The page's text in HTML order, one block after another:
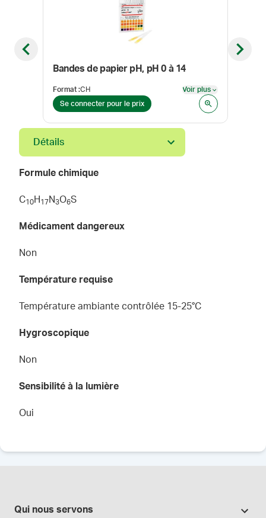
Bandes de papier pH, pH 0 à 14
Format :CH Voir plus
Se connecter pour le prix
Previous slide Next
Détails
Formule chimique
C1 0H 1 7N3O6S
Médicament dangereux
Non
Température requise
Température ambiante contrôlée 15-25°C
Hygroscopique
Non
Sensibilité à la lumière
Oui
Qui nous servons